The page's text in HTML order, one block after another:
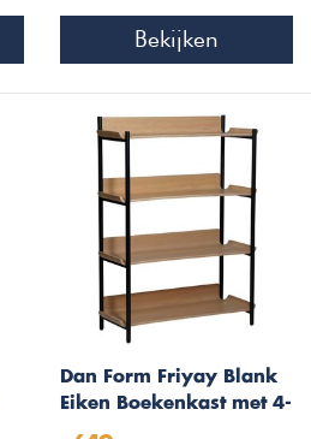
Bekijken
Dan Form Friyay Blank
Eiken Boekenkast met 4-